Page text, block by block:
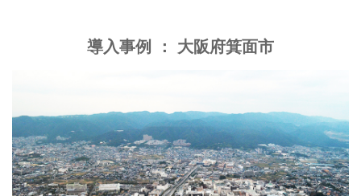
導入事例 ： 大阪府箕面市